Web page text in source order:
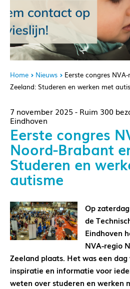
Home Nieuws
Eerste congres
Zeeland: Studeren en werken met
7 november 2025 - Ruim 300
Eindhoven
Eerste congres
Noord-Brabant
Studeren en
autisme
Op
de
Eindhoven
NVA-regio
Zeeland plaats. Het was een
inspiratie en informatie voor
weten over studeren en werken